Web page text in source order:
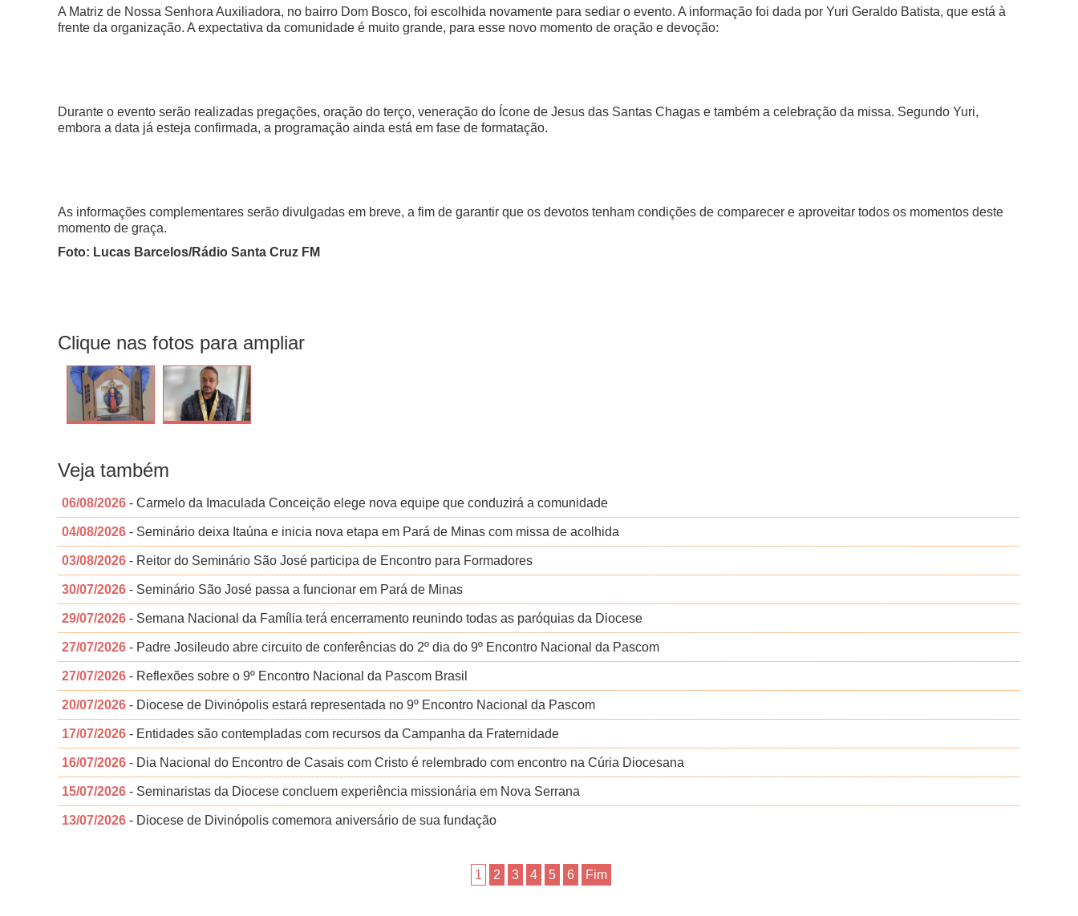
A Matriz de Nossa Senhora Auxiliadora, no bairro Dom Bosco, foi escolhida novamente para sediar o evento. A informação foi dada por Yuri Geraldo Batista, que está à
frente da organização. A expectativa da comunidade é muito grande, para esse novo momento de oração e devoção:
Durante o evento serão realizadas pregações, oração do terço, veneração do Ícone de Jesus das Santas Chagas e também a celebração da missa. Segundo Yuri,
embora a data já esteja confirmada, a programação ainda está em fase de formatação.
As informações complementares serão divulgadas em breve, a fim de garantir que os devotos tenham condições de comparecer e aproveitar todos os momentos deste
momento de graça.
Foto: Lucas Barcelos/Rádio Santa Cruz FM
Clique nas fotos para ampliar
Veja também
06/08/2026 - Carmelo da Imaculada Conceição elege nova equipe que conduzirá a comunidade
04/08/2026 - Seminário deixa Itaúna e inicia nova etapa em Pará de Minas com missa de acolhida
03/08/2026 - Reitor do Seminário São José participa de Encontro para Formadores
30/07/2026 - Seminário São José passa a funcionar em Pará de Minas
29/07/2026 - Semana Nacional da Família terá encerramento reunindo todas as paróquias da Diocese
27/07/2026 - Padre Josileudo abre circuito de conferências do 2º dia do 9º Encontro Nacional da Pascom
27/07/2026 - Reflexões sobre o 9º Encontro Nacional da Pascom Brasil
20/07/2026 - Diocese de Divinópolis estará representada no 9º Encontro Nacional da Pascom
17/07/2026 - Entidades são contempladas com recursos da Campanha da Fraternidade
16/07/2026 - Dia Nacional do Encontro de Casais com Cristo é relembrado com encontro na Cúria Diocesana
15/07/2026 - Seminaristas da Diocese concluem experiência missionária em Nova Serrana
13/07/2026 - Diocese de Divinópolis comemora aniversário de sua fundação
1 2 3 4 5 6 Fim